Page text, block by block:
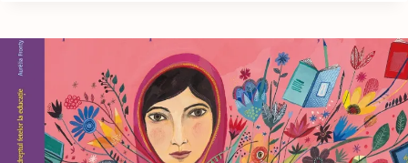
DE
CRĂCIUN
2023